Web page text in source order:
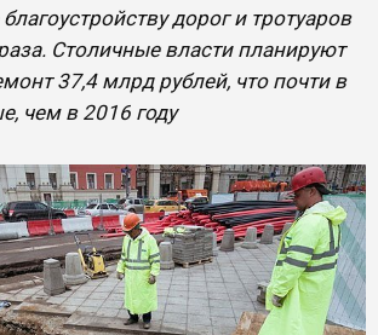
дорог и тротуаров
Столичные власти планируют
37,4 млрд рублей, что почти в
чем в 2016 году